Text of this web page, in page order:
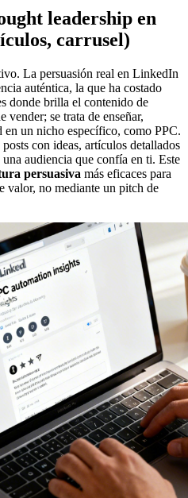
leadership en
carrusel)
La persuasión real en LinkedIn
auténtica, la que ha costado
donde brilla el contenido de
vender; se trata de enseñar,
en un nicho específico, como PPC.
con ideas, artículos detallados
audiencia que confía en ti. Este
persuasiva más eficaces para
valor, no mediante un pitch de